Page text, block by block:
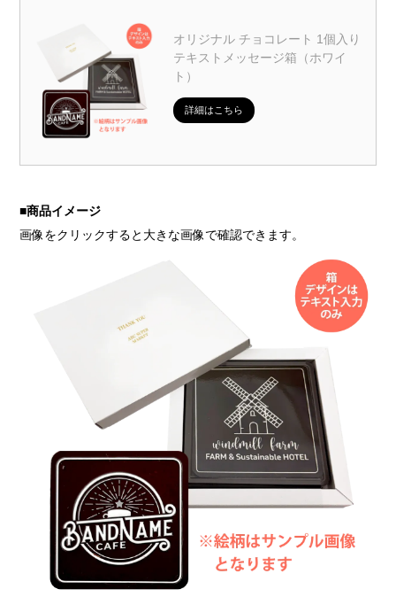
オリジナル チョコレート 1個入り
テキストメッセージ箱（ホワイ
ト）
詳細はこちら
■商品イメージ
画像をクリックすると大きな画像で確認できます。